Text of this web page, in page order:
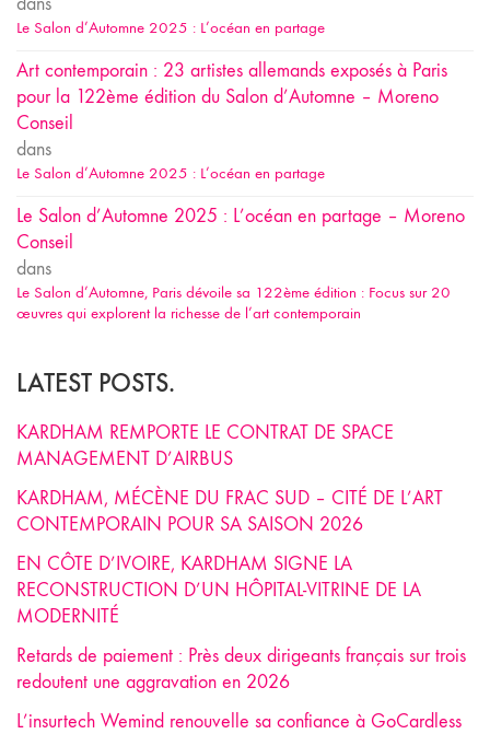
Le Salon d’Automne 2025 : L’océan en partage
Art contemporain : 23 artistes allemands exposés à Paris
pour la 122ème édition du Salon d’Automne – Moreno
Conseil
dans
Le Salon d’Automne 2025 : L’océan en partage
Le Salon d’Automne 2025 : L’océan en partage – Moreno
Conseil
dans
Le Salon d’Automne, Paris dévoile sa 122ème édition : Focus sur 20
œuvres qui explorent la richesse de l’art contemporain
LATEST POSTS.
KARDHAM REMPORTE LE CONTRAT DE SPACE
MANAGEMENT D’AIRBUS
KARDHAM, MÉCÈNE DU FRAC SUD – CITÉ DE L’ART
CONTEMPORAIN POUR SA SAISON 2026
EN CÔTE D’IVOIRE, KARDHAM SIGNE LA
RECONSTRUCTION D’UN HÔPITAL-VITRINE DE LA
MODERNITÉ
Retards de paiement : Près deux dirigeants français sur trois
redoutent une aggravation en 2026
L’insurtech Wemind renouvelle sa confiance à GoCardless